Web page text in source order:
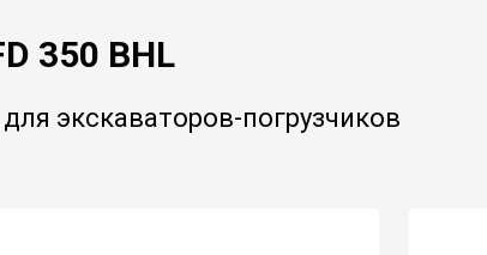
350 BHL
экскаваторов-погрузчиков